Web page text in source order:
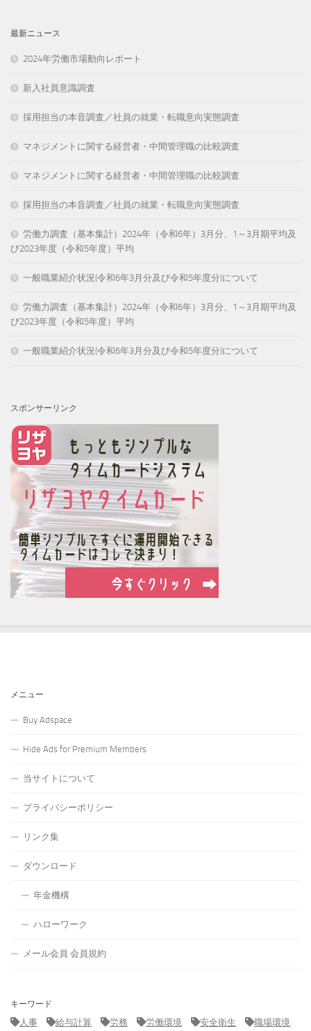
最新ニュース
2024年労働市場動向レポート
新入社員意識調査
採用担当の本音調査／社員の就業・転職意向実態調査
マネジメントに関する経営者・中間管理職の比較調査
マネジメントに関する経営者・中間管理職の比較調査
採用担当の本音調査／社員の就業・転職意向実態調査
労働力調査（基本集計）2024年（令和6年）3月分、1～3月期平均及
び2023年度（令和5年度）平均
一般職業紹介状況(令和6年3月分及び令和5年度分)について
労働力調査（基本集計）2024年（令和6年）3月分、1～3月期平均及
び2023年度（令和5年度）平均
一般職業紹介状況(令和6年3月分及び令和5年度分)について
スポンサーリンク
メニュー
Buy Adspace
Hide Ads for Premium Members
当サイトについて
プライバシーポリシー
リンク集
ダウンロード
年金機構
ハローワーク
メール会員 会員規約
キーワード
人事
給与計算 労務 労働環境 安全衛生
職場環境